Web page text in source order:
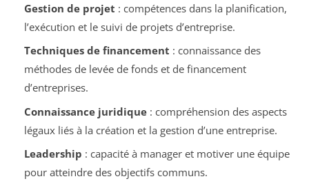
Gestion de projet : compétences dans la planification,
l’exécution et le suivi de projets d’entreprise.
Techniques de financement : connaissance des
méthodes de levée de fonds et de financement
d’entreprises.
Connaissance juridique: compréhension des aspects
légaux liés à la création et la gestion d’une entreprise.
Leadership : capacité à manager et motiver une équipe
pour atteindre des objectifs communs.